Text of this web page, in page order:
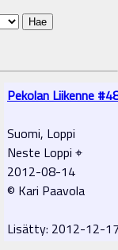
Pekolan Liikenne
Suomi, Loppi
Neste Loppi ⌖
2012-08-14
© Kari Paavola
Lisätty: 2012-12-